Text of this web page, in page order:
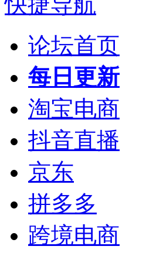
论坛首页
每日更新
淘宝电商
抖音直播
京东
拼多多
跨境电商